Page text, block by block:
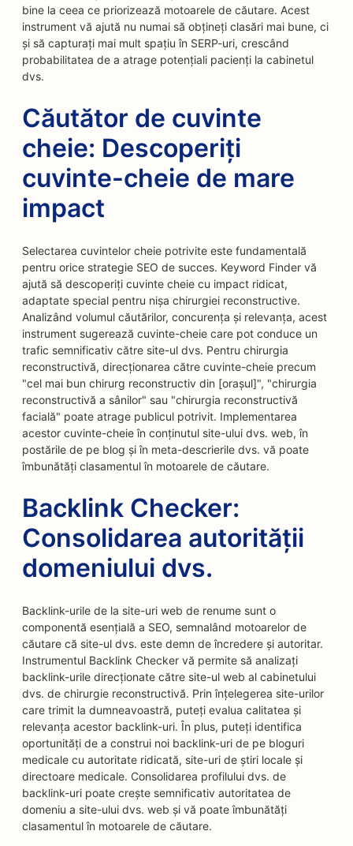
bine la ceea ce priorizează motoarele de căutare. Acest
instrument vă ajută nu numai să obțineți clasări mai bune, ci
și să capturați mai mult spațiu în SERP-uri, crescând
probabilitatea de a atrage potențiali pacienți la cabinetul
dvs.
Căutător de cuvinte
cheie: Descoperiți
cuvinte-cheie de mare
impact
Selectarea cuvintelor cheie potrivite este fundamentală
pentru orice strategie SEO de succes. Keyword Finder vă
ajută să descoperiți cuvinte cheie cu impact ridicat,
adaptate special pentru nișa chirurgiei reconstructive.
Analizând volumul căutărilor, concurența și relevanța, acest
instrument sugerează cuvinte-cheie care pot conduce un
trafic semnificativ către site-ul dvs. Pentru chirurgia
reconstructivă, direcționarea către cuvinte-cheie precum
"cel mai bun chirurg reconstructiv din [orașul]", "chirurgia
reconstructivă a sânilor" sau "chirurgia reconstructivă
facială" poate atrage publicul potrivit. Implementarea
acestor cuvinte-cheie în conținutul site-ului dvs. web, în
postările de pe blog și în meta-descrierile dvs. vă poate
îmbunătăți clasamentul în motoarele de căutare.
Backlink Checker:
Consolidarea autorității
domeniului dvs.
Backlink-urile de la site-uri web de renume sunt o
componentă esențială a SEO, semnalând motoarelor de
căutare că site-ul dvs. este demn de încredere și autoritar.
Instrumentul Backlink Checker vă permite să analizați
backlink-urile direcționate către site-ul web al cabinetului
dvs. de chirurgie reconstructivă. Prin înțelegerea site-urilor
care trimit la dumneavoastră, puteți evalua calitatea și
relevanța acestor backlink-uri. În plus, puteți identifica
oportunități de a construi noi backlink-uri de pe bloguri
medicale cu autoritate ridicată, site-uri de știri locale și
directoare medicale. Consolidarea profilului dvs. de
backlink-uri poate crește semnificativ autoritatea de
domeniu a site-ului dvs. web și vă poate îmbunătăți
clasamentul în motoarele de căutare.